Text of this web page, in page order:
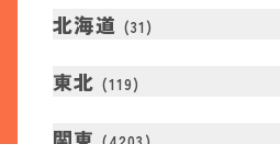
北海道 (31 )
東北 (119)